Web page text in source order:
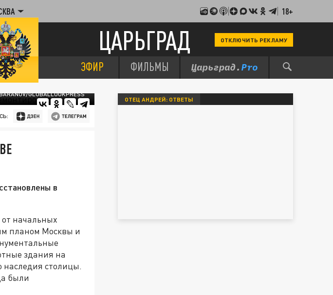
18+
ЦАРЬГРАД ОТКЛЮЧИТЬ РЕКЛАМУ
ЭФИР ФИЛЬМЫ
GLOBALLOOKPRESS
в
начальных
планом Москвы и
здания на
наследия столицы.
были
ОТЕЦ АНДРЕЙ: ОТВЕТЫ